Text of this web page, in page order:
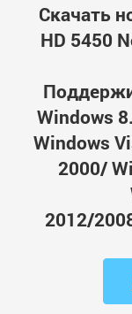
Скачать
HD 5450
Windows
Windows
2000/
2012/